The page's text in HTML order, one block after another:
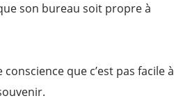
son bureau soit propre à
que c’est pas facile à